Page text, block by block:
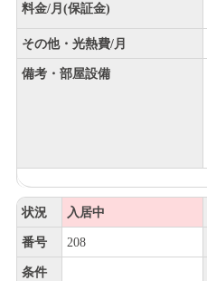
料金/月(保証金)
その他・光熱費/月
備考・部屋設備
状況 入居中
番号 208
条件